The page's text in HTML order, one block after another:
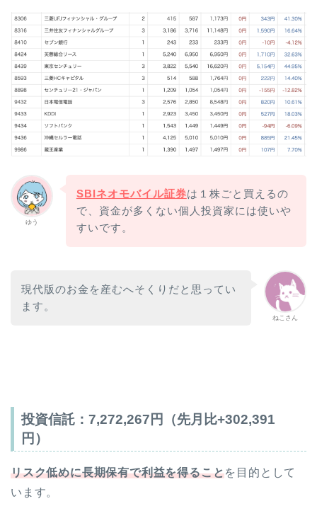
ゆう
SBIネオモバイル証券は１株ごと買えるの
で、資金が多くない個人投資家には使いや
すいです。
ねこさん
現代版のお金を産むへそくりだと思ってい
ます。
投資信託： 7,272,267 円（先月比+302,391
円）
リスク低めに長期保有で利益を得ることを目的として
います。